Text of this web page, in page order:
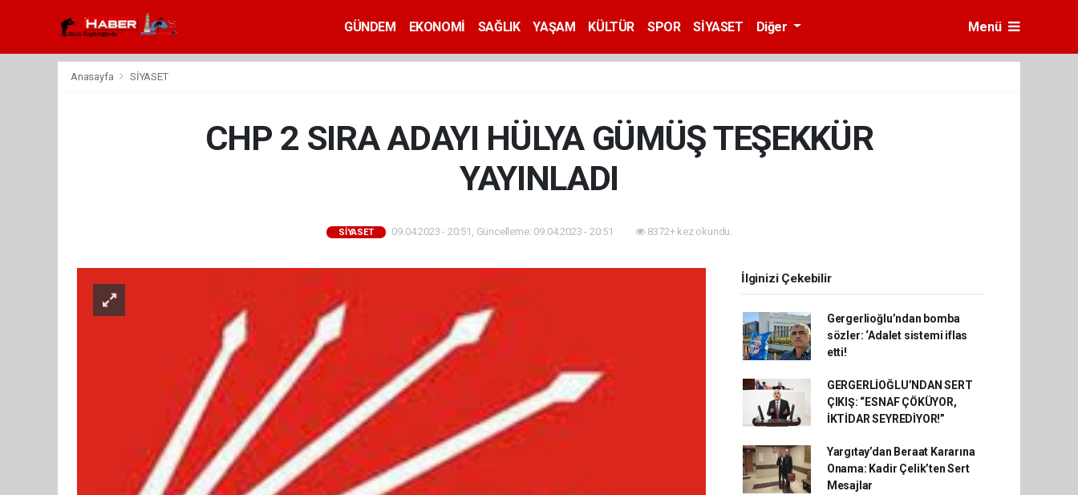
GÜNDEM EKONOMİ SAĞLIK YAŞAM KÜLTÜR SPOR SİYASET Diğer Menü
Anasayfa SİYASET
CHP 2 SIRA ADAYI HÜLYA GÜMÜŞ TEŞEKKÜR
YAYINLADI
SİYASET 09.04.2023 - 20:51, Güncelleme: 09.04.2023 - 20:51 8372+ kez okundu.
İlginizi Çekebilir
Gergerlioğlu’ndan bomba
sözler: ‘Adalet sistemi iflas
etti!
GERGERLİOĞLU’NDAN SERT
ÇIKIŞ: “ESNAF ÇÖKÜYOR,
İKTİDAR SEYREDİYOR!”
Yargıtay’dan Beraat Kararına
Onama: Kadir Çelik’ten Sert
Mesajlar